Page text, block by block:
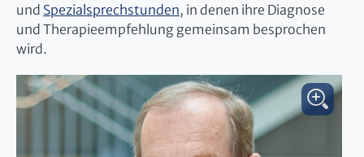
und Spezialsprechstunden, in denen ihre Diagnose
und Therapieempfehlung gemeinsam besprochen
wird.